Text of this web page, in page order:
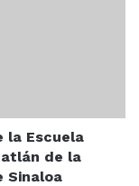
mientras
para su
robo
la Escuela
de la
Sinaloa